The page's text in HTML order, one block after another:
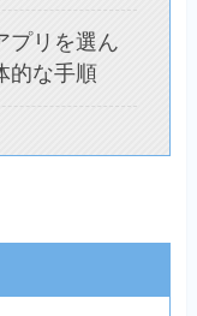
プリを選ん
的な手順